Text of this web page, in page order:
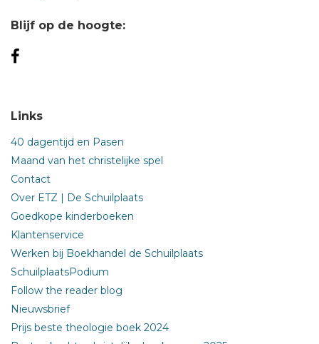
Blijf op de hoogte:
Links
40 dagentijd en Pasen
Maand van het christelijke spel
Contact
Over ETZ | De Schuilplaats
Goedkope kinderboeken
Klantenservice
Werken bij Boekhandel de Schuilplaats
SchuilplaatsPodium
Follow the reader blog
Nieuwsbrief
Prijs beste theologie boek 2024